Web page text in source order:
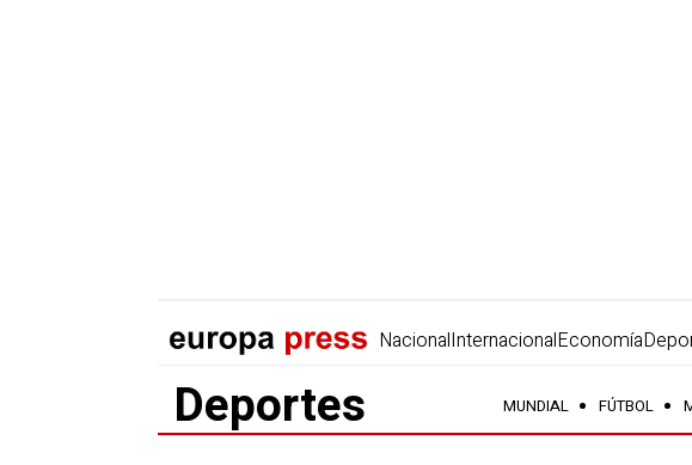
NacionalInternacionalEconomía
Deportes MUNDIAL FÚTBOL